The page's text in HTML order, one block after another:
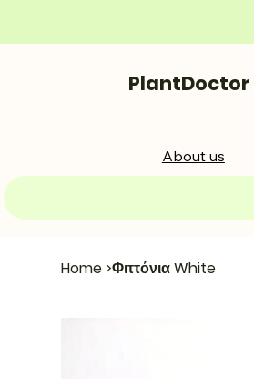
Home >Φιττόνια White
PlantDoctor
About us